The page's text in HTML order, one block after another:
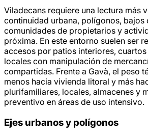
Viladecans requiere una lectura más
continuidad urbana, polígonos, bajos
comunidades de propietarios y
próxima. En este entorno suelen ser
accesos por patios interiores,
locales con manipulación de
compartidas. Frente a Gavà, el peso
menos hacia vivienda litoral y más
plurifamiliares, locales, almacenes y
preventivo en áreas de uso intensivo.
Ejes urbanos y polígonos